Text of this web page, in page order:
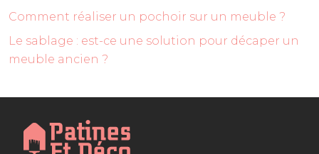
Comment réaliser un pochoir sur un meuble ?
Le sablage : est-ce une solution pour décaper un
meuble ancien ?